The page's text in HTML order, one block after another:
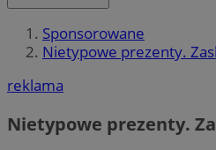
Sponsorowane
Nietypowe prezenty.
reklama
Nietypowe prezenty.